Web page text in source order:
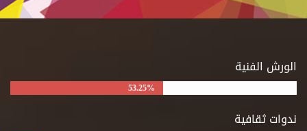
الورش الفنية
53.25%
ندوات ثقافية